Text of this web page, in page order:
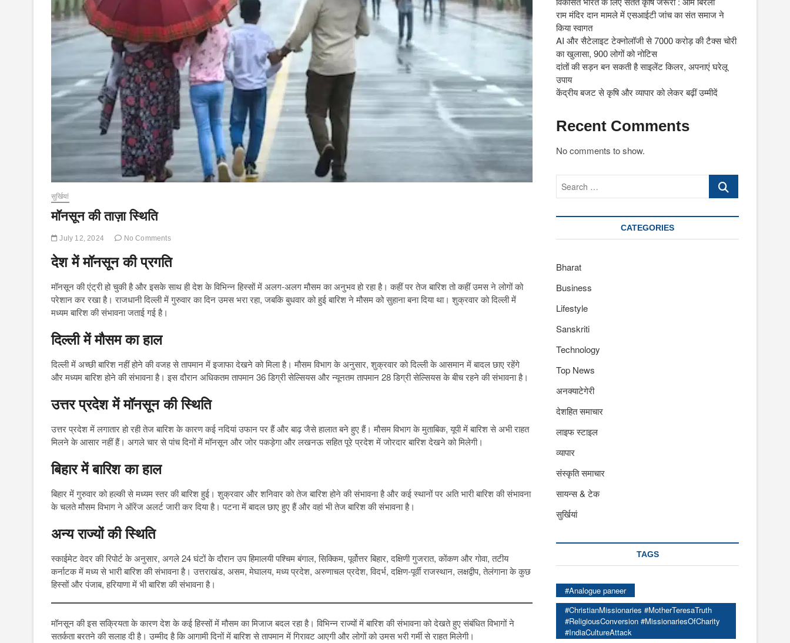
सुर्खियां
मॉनसून की ताज़ा स्थिति
July 12, 2024 No Comments
देश में मॉनसून की प्रगति
मॉनसून की एंट्री हो चुकी है और इसके साथ ही देश के विभिन्न हिस्सों में अलग-अलग मौसम का अनुभव हो रहा है। कहीं पर तेज बारिश तो कहीं उमस ने लोगों को
परेशान कर रखा है। राजधानी दिल्ली में गुरुवार का दिन उमस भरा रहा, जबकि बुधवार को हुई बारिश ने मौसम को सुहाना बना दिया था। शुक्रवार को दिल्ली में
मध्यम बारिश की संभावना जताई गई है।
दिल्ली में मौसम का हाल
दिल्ली में अच्छी बारिश नहीं होने की वजह से तापमान में इजाफा देखने को मिला है। मौसम विभाग के अनुसार, शुक्रवार को दिल्ली के आसमान में बादल छाए रहेंगे
और मध्यम बारिश होने की संभावना है। इस दौरान अधिकतम तापमान 36 डिग्री सेल्सियस और न्यूनतम तापमान 28 डिग्री सेल्सियस के बीच रहने की संभावना है।
उत्तर प्रदेश में मॉनसून की स्थिति
उत्तर प्रदेश में लगातार हो रही तेज बारिश के कारण कई नदियां उफान पर हैं और बाढ़ जैसे हालात बने हुए हैं। मौसम विभाग के मुताबिक, यूपी में बारिश से अभी राहत
मिलने के आसार नहीं हैं। अगले चार से पांच दिनों में मॉनसून और जोर पकड़ेगा और लखनऊ सहित पूरे प्रदेश में जोरदार बारिश देखने को मिलेगी।
बिहार में बारिश का हाल
बिहार में गुरुवार को हल्की से मध्यम स्तर की बारिश हुई। शुक्रवार और शनिवार को तेज बारिश होने की संभावना है और कई स्थानों पर अति भारी बारिश की संभावना
के चलते मौसम विभाग ने ऑरेंज अलर्ट जारी कर दिया है। पटना में बादल छाए हुए हैं और वहां भी तेज बारिश की संभावना है।
अन्य राज्यों की स्थिति
स्काईमेट वेदर की रिपोर्ट के अनुसार, अगले 24 घंटों के दौरान उप हिमालयी पश्चिम बंगाल, सिक्किम, पूर्वोत्तर बिहार, दक्षिणी गुजरात, कोंकण और गोवा, तटीय
कर्नाटक में मध्य से भारी बारिश की संभावना है। उत्तराखंड, असम, मेघालय, मध्य प्रदेश, अरुणाचल प्रदेश, विदर्भ, दक्षिण-पूर्वी राजस्थान, लक्षद्वीप, तेलंगाना के कुछ
हिस्सों और पंजाब, हरियाणा में भी बारिश की संभावना है।
मॉनसून की इस सक्रियता के कारण देश के कई हिस्सों में मौसम का मिजाज बदल रहा है। विभिन्न राज्यों में बारिश की संभावना को देखते हुए संबंधित विभागों ने
सतर्कता बरतने की सलाह दी है। उम्मीद है कि आगामी दिनों में बारिश से तापमान में गिरावट आएगी और लोगों को उमस भरी गर्मी से राहत मिलेगी।
राम मंदिर दान मामले में एसआईटी जांच का संत समाज ने
किया स्वागत
AI और सैटेलाइट टेक्नोलॉजी से 7000 करोड़ की टैक्स चोरी
का खुलासा, 900 लोगों को नोटिस
दांतों की सड़न बन सकती है साइलेंट किलर, अपनाएं घरेलू
उपाय
केंद्रीय बजट से कृषि और व्यापार को लेकर बढ़ीं उम्मीदें
Recent Comments
No comments to show.
Search
CATEGORIES
Bharat
Business
Lifestyle
Sanskriti
Technology
Top News
अनक्याटेगेरी
देशहित समाचार
लाइफ स्टाइल
व्यापार
संस्कृति समाचार
सायन्स & टेक
सुर्खियां
TAGS
#Analogue paneer
#ChristianMissionaries #MotherTeresaTruth
#ReligiousConversion #MissionariesOfCharity
#IndiaCultureAttack